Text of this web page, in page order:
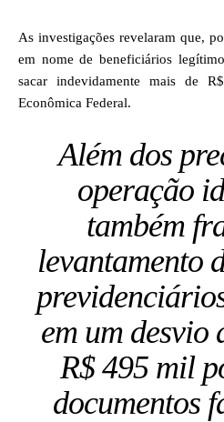
As investigações revelaram que,
em nome de beneficiários
sacar indevidamente mais de
Econômica Federal.
Além dos
operação
também
levantamento
em um desvio
R$ 495 mil
documentos